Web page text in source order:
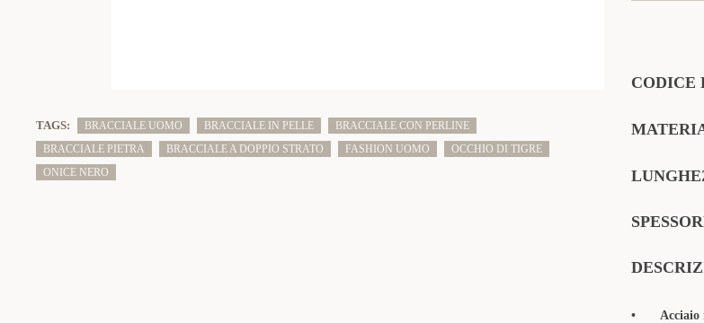
TAGS: BRACCIALE UOMO BRACCIALE IN PELLE
BRACCIALE CON PERLINE
BRACCIALE PIETRA
BRACCIALE A DOPPIO STRATO FASHION UOMO
OCCHIO DI TIGRE
ONICE NERO
CODICE
• Acciaio